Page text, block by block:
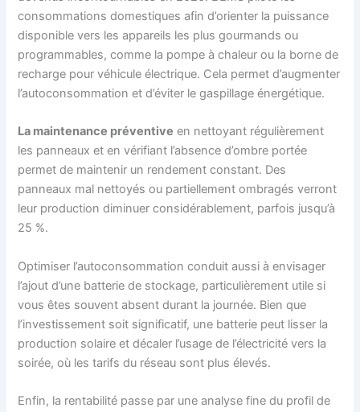
consommations domestiques afin d’orienter la puissance
disponible vers les appareils les plus gourmands ou
programmables, comme la pompe à chaleur ou la borne de
recharge pour véhicule électrique. Cela permet d’augmenter
l’autoconsommation et d’éviter le gaspillage énergétique.
La maintenance préventive en nettoyant régulièrement
les panneaux et en vérifiant l’absence d’ombre portée
permet de maintenir un rendement constant. Des
panneaux mal nettoyés ou partiellement ombragés verront
leur production diminuer considérablement, parfois jusqu’à
25 %.
Optimiser l’autoconsommation conduit aussi à envisager
l’ajout d’une batterie de stockage, particulièrement utile si
vous êtes souvent absent durant la journée. Bien que
l’investissement soit significatif, une batterie peut lisser la
production solaire et décaler l’usage de l’électricité vers la
soirée, où les tarifs du réseau sont plus élevés.
Enfin, la rentabilité passe par une analyse fine du profil de